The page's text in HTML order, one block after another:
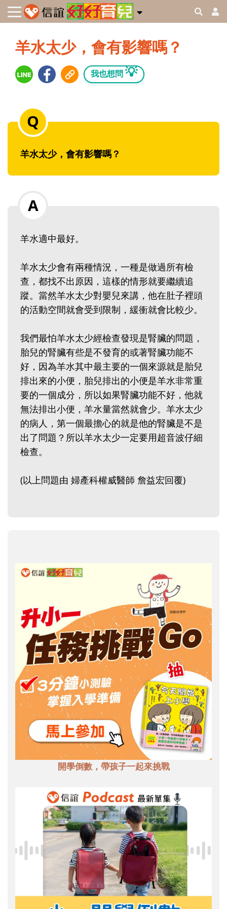
羊水太少，會有影響嗎？
我也想問 💡
羊水太少，會有影響嗎？
羊水適中最好。
羊水太少會有兩種情況，一種是做過所有檢
查，都找不出原因，這樣的情形就要繼續追
蹤。當然羊水太少對嬰兒來講，他在肚子裡頭
的活動空間就會受到限制，緩衝就會比較少。
我們最怕羊水太少經檢查發現是腎臟的問題，
胎兒的腎臟有些是不發育的或著腎臟功能不
好，因為羊水其中最主要的一個來源就是胎兒
排出來的小便，胎兒排出的小便是羊水非常重
要的一個成分，所以如果腎臟功能不好，他就
無法排出小便，羊水量當然就會少。羊水太少
的病人，第一個最擔心的就是他的腎臟是不是
出了問題？所以羊水太少一定要用超音波仔細
檢查。
(以上問題由 婦產科權威醫師 詹益宏回覆)
開學倒數，帶孩子一起來挑戰